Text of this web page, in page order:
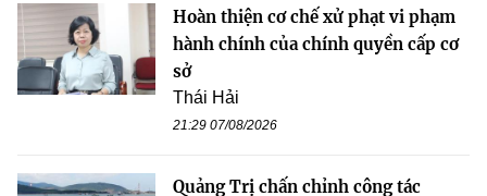
Hoàn thiện cơ chế xử phạt vi phạm
hành chính của chính quyền cấp cơ
sở
Thái Hải
21:29 07/08/2026
Quảng Trị chấn chỉnh công tác